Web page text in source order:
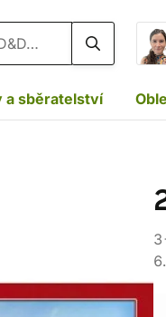
a sběratelství